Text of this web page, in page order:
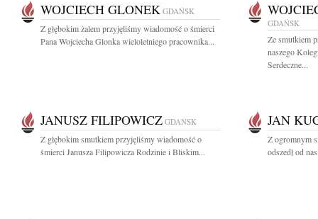
WOJCIECH GLONEK GDAŃSK
Z głębokim żalem przyjęliśmy wiadomość o śmierci
Pana Wojciecha Glonka wieloletniego pracownika...
GDAŃSK
Ze smutkiem
naszego
Serdeczne...
JANUSZ FILIPOWICZ GDAŃSK
Z głębokim smutkiem przyjęliśmy wiadomość o
śmierci Janusza Filipowicza Rodzinie i Bliskim...
JAN
Z ogromnym
odszedł od